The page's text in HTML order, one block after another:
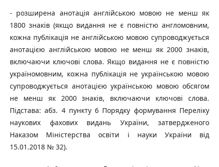
- розширена анотація англійською мовою не менш як
1800 знаків (якщо видання не є повністю англомовним,
кожна публікація не англійською мовою супроводжується
анотацією англійською мовою не менш як 2000 знаків,
включаючи ключові слова. Якщо видання не є повністю
україномовним, кожна публікація не українською мовою
супроводжується анотацією українською мовою обсягом
не менш як 2000 знаків, включаючи ключові слова.
Підстава: абз. 4 пункту 6 Порядку формування Переліку
наукових фахових видань України, затвердженого
Наказом Міністерства освіти і науки України від
15.01.2018 № 32).